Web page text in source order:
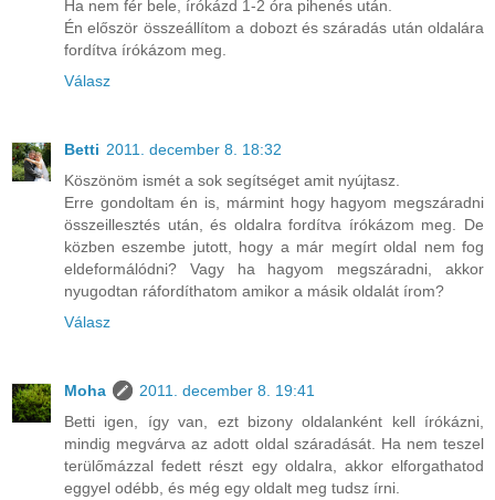
Ha nem fér bele, írókázd 1-2 óra pihenés után.
Én először összeállítom a dobozt és száradás után oldalára
fordítva írókázom meg.
Válasz
Betti 2011. december 8. 18:32
Köszönöm ismét a sok segítséget amit nyújtasz.
Erre gondoltam én is, mármint hogy hagyom megszáradni
összeillesztés után, és oldalra fordítva írókázom meg. De
közben eszembe jutott, hogy a már megírt oldal nem fog
eldeformálódni? Vagy ha hagyom megszáradni, akkor
nyugodtan ráfordíthatom amikor a másik oldalát írom?
Válasz
Moha
2011. december 8. 19:41
Betti igen, így van, ezt bizony oldalanként kell írókázni,
mindig megvárva az adott oldal száradását. Ha nem teszel
terülőmázzal fedett részt egy oldalra, akkor elforgathatod
eggyel odébb, és még egy oldalt meg tudsz írni.